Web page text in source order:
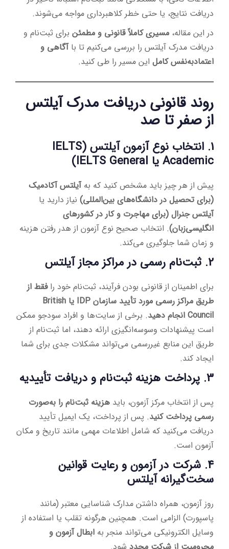
دریافت نتایج، یا حتی خطر کلاهبرداری مواجه می‌شوند.
در این مقاله، مسیری کاملاً قانونی و مطمئن برای ثبت‌نام و
دریافت مدرک آیلتس را بررسی می‌کنیم تا باآگاهی و
اعتمادبه‌نفس کامل این مسیر را طی کنید.
روند قانونی دریافت مدرک آیلتس
از صفر تا صد
1. انتخاب نوع آزمون آیلتس (IELTS
Academic یا IELTS General)
پیش از هر چیز باید مشخص کنید که بهآیلتس آکادمیک
(برای تحصیل در دانشگاه‌های بین‌المللی) نیاز دارید یا
آیلتس جنرال (برای مهاجرت و کار در کشورهای
انگلیسی‌زبان). انتخاب صحیح نوع آزمون از هدر رفتن هزینه
و زمان شما جلوگیری می‌کند.
2. ثبت‌نام رسمی در مراکز مجاز آیلتس
برای اطمینان از قانونی بودن فرآیند، ثبت‌نام خود رافقط از
طریق مراکز رسمی مورد تأیید سازمان IDP یا British
Council انجام دهید
. برخی از سایت‌ها و افراد سودجو ممکن
است پیشنهادات وسوسه‌انگیزی ارائه دهند، اما ثبت‌نام از
طریق این منابع غیررسمی می‌تواند مشکلات جدی برای شما
ایجاد کند.
3. پرداخت هزینه ثبت‌نام و دریافت تأییدیه
پس از انتخاب مرکز آزمون، باید هزینه ثبت‌نام را به‌صورت
رسمی پرداخت کنید. پس از پرداخت، یک ایمیل تأیید
دریافت می‌کنید که شامل اطلاعات مهمی مانند تاریخ و مکان
آزمون است.
4. شرکت در آزمون و رعایت قوانین
سخت‌گیرانه آیلتس
روز آزمون، همراه داشتن مدارک شناسایی معتبر (مانند
پاسپورت) الزامی است. همچنین هرگونه تقلب یا استفاده از
وسایل الکترونیکی می‌تواند منجر به ابطال آزمون و